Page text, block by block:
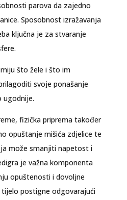
parova da zajedno
Sposobnost izražavanja
ključna je za stvaranje
što žele i što im
svoje ponašanje
ugodnije.
fizička priprema također
opuštanje mišića zdjelice te
može smanjiti napetost i
je važna komponenta
opuštenosti i dovoljne
tijelo postigne odgovarajući